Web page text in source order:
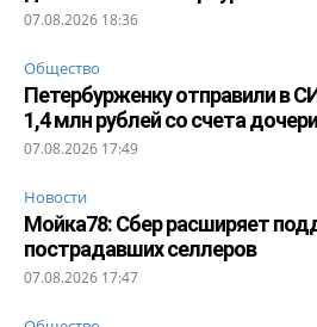
07.08.2026 18:36
Общество
Петербурженку отправили в
1,4 млн рублей со счета дочери
07.08.2026 17:49
Новости
Мойка78: Сбер расширяет
пострадавших селлеров
07.08.2026 17:47